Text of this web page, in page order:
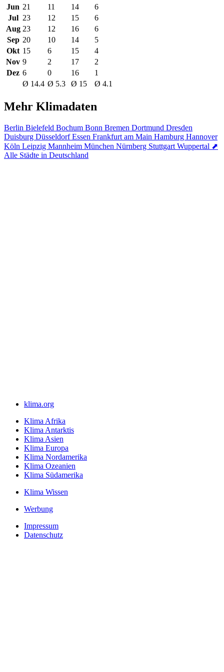
Jun 21 11 14
6
Jul 23 12 15
6
Aug 23 12 16
6
Sep 20 10 14
5
Okt 15 6 15
4
Nov 9 2 17
2
Dez 6 0 16
1
Ø 14.4 Ø 5.3 Ø 15 Ø 4.1
Mehr Klimadaten
Berlin Bielefeld Bochum Bonn Bremen Dortmund Dresden
Duisburg DüsseldorfEssen Frankfurt am Main Hamburg Hannover
Köln Leipzig Mannheim München Nürnberg Stuttgart Wuppertal ⬈
Alle Städte in Deutschland
klima.org
Klima Afrika
Klima Antarktis
Klima Asien
Klima Europa
Klima Nordamerika
Klima Ozeanien
Klima Südamerika
Klima Wissen
Werbung
Impressum
Datenschutz